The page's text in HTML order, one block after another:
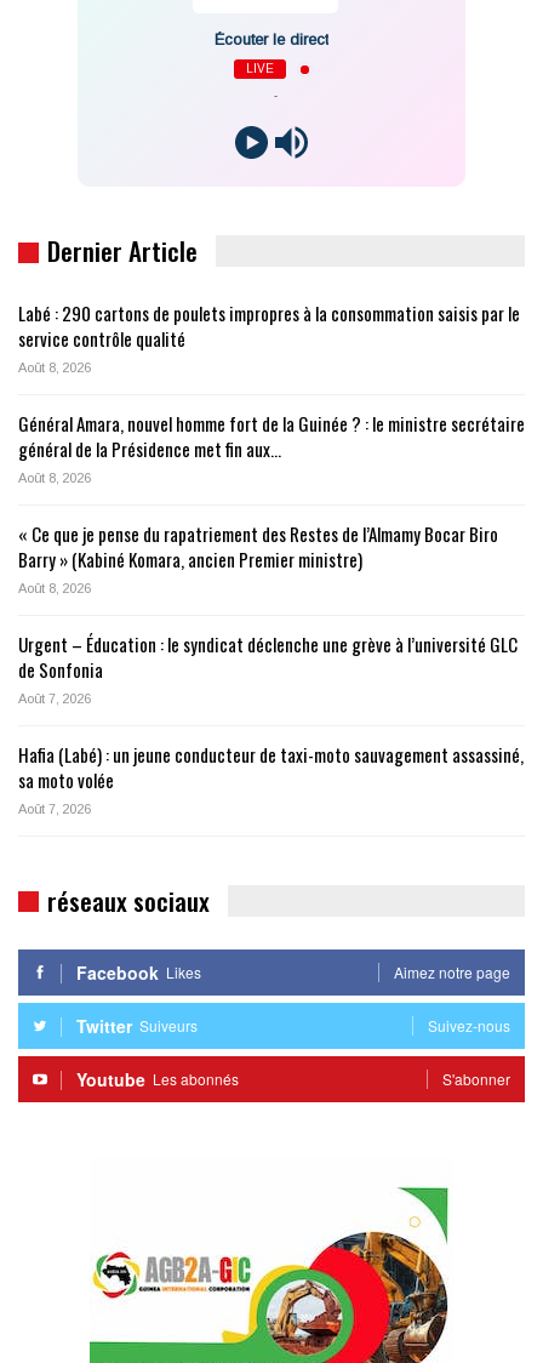
Écouter le direct
LIVE
Dernier Article
Labé : 290 cartons de poulets impropres à la consommation saisis par le
service contrôle qualité
Août 8, 2026
Général Amara, nouvel homme fort de la Guinée ? : le ministre secrétaire
général de la Présidence met fin aux…
Août 8, 2026
« Ce que je pense du rapatriement des Restes de l’Almamy Bocar Biro
Barry » (Kabiné Komara, ancien Premier ministre)
Août 8, 2026
Urgent – Éducation : le syndicat déclenche une grève à l’université GLC
de Sonfonia
Août 7, 2026
Hafia (Labé) : un jeune conducteur de taxi-moto sauvagement assassiné,
sa moto volée
Août 7, 2026
réseaux sociaux
Facebook Likes Aimez notre page
Twitter Suiveurs Suivez-nous
Youtube Les abonnés S'abonner